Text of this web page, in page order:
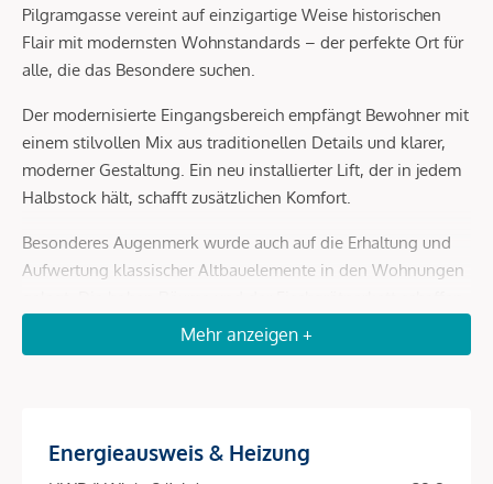
Pilgramgasse vereint auf einzigartige Weise historischen
Flair mit modernsten Wohnstandards – der perfekte Ort für
alle, die das Besondere suchen.
Der modernisierte Eingangsbereich empfängt Bewohner mit
einem stilvollen Mix aus traditionellen Details und klarer,
moderner Gestaltung. Ein neu installierter Lift, der in jedem
Halbstock hält, schafft zusätzlichen Komfort.
Besonderes Augenmerk wurde auch auf die Erhaltung und
Aufwertung klassischer Altbauelemente in den Wohnungen
eine Atmosphäre zeitloser Eleganz.
Zimmerwohnung mit einem Hochbett ausgestattet, das eine
Mehr anzeigen +
Energieausweis & Heizung